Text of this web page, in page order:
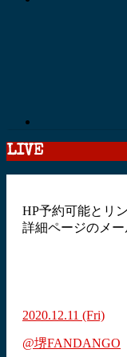
LIVE
HP予約可能とリ
詳細ページのメー
2020.12.11 (Fri)
@堺FANDANGO